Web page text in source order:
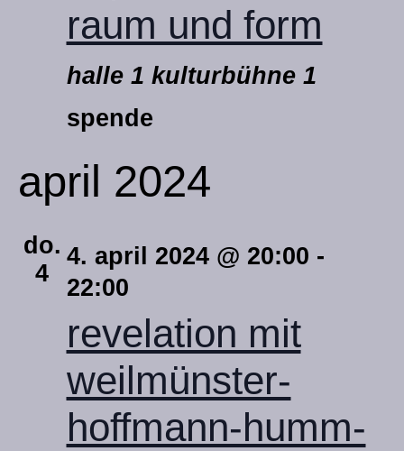
raum und form
halle 1 kulturbühne 1
spende
april 2024
do.
4
revelation mit
weilmünster-
hoffmann-humm-
4. april 2024 @ 20:00 -
22:00